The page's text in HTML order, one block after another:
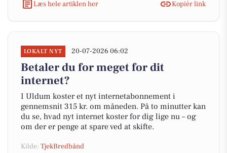
Læs hele artiklen her
Kopiér link
LOKALT NYT 20-07-2026 06:02
Betaler du for meget for dit
internet?
I Uldum koster et nyt internetabonnement i
gennemsnit 315 kr. om måneden. På to minutter kan
du se, hvad nyt internet koster for dig lige nu – og
om der er penge at spare ved at skifte.
Kilde: TjekBredbånd